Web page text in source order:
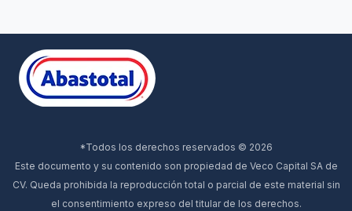
*Todos los derechos reservados © 2026
Este documento y su contenido son propiedad de Veco Capital SA de
CV. Queda prohibida la reproducción total o parcial de este material sin
el consentimiento expreso del titular de los derechos.